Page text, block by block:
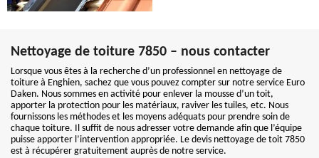
Nettoyage de toiture 7850 – nous contacter
Lorsque vous êtes à la recherche d’un professionnel en nettoyage de
toiture à Enghien, sachez que vous pouvez compter sur notre service Euro
Daken. Nous sommes en activité pour enlever la mousse d’un toit,
apporter la protection pour les matériaux, raviver les tuiles, etc. Nous
fournissons les méthodes et les moyens adéquats pour prendre soin de
chaque toiture. Il suffit de nous adresser votre demande afin que l’équipe
puisse apporter l’intervention appropriée. Le devis nettoyage de toit 7850
est à récupérer gratuitement auprès de notre service.